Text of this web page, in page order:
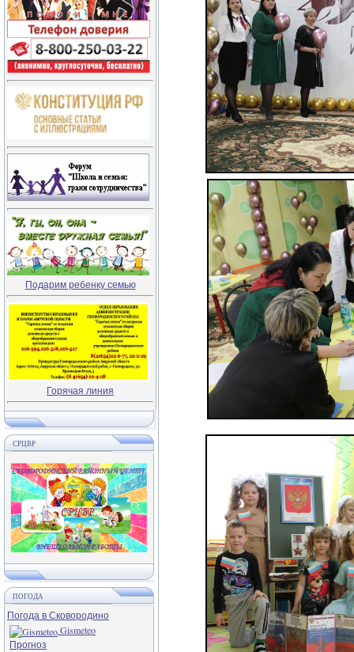
Подарим ребенку семью
Горячая линия
СРЦВР
ПОГОДА
Погода в Сковородино
Gismeteo
Прогноз